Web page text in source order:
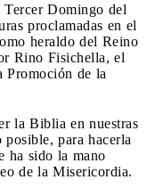
Domingo del
proclamadas en el
heraldo del Reino
Rino Fisichella, el
Promoción de la
la Biblia en nuestras
para hacerla
ha sido la mano
de la Misericordia.